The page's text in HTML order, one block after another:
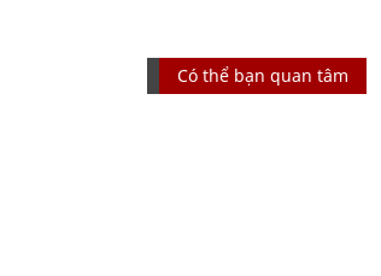
Có thể bạn quan tâm